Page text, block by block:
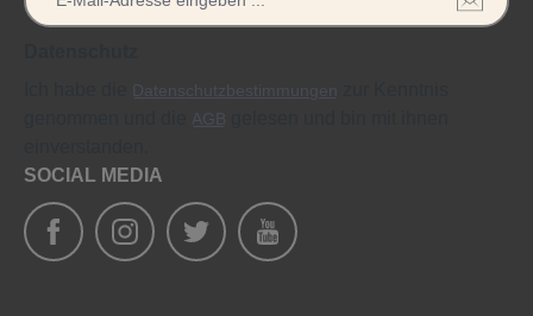
Datenschutzbestimmungen
AGB
SOCIAL MEDIA